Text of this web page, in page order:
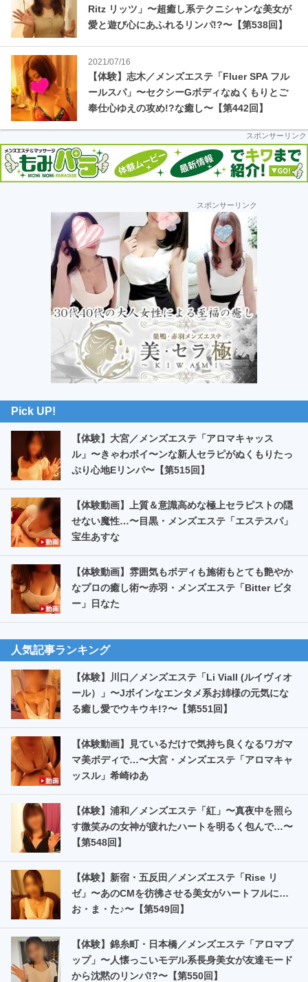
Ritz リッツ」〜超癒し系テクニシャンな美女が
愛と遊び心にあふれるリンパ!?〜【第538回】
2021/07/16
【体験】志木／メンズエステ「Fluer SPA フル
ールスパ」〜セクシーGボディなぬくもりとご
奉仕心ゆえの攻め!?な癒し〜【第442回】
スポンサーリンク
スポンサーリンク
Pick UP!
【体験】大宮／メンズエステ「アロマキャッス
ル」〜きゃわボイ〜ンな新人セラピがぬくもりたっ
ぷり心地Eリンパ〜【第515回】
【体験動画】上質＆意識高めな極上セラピストの隠
せない魔性…〜目黒・メンズエステ「エステスパ」
宝生あすな
【体験動画】雰囲気もボディも施術もとても艶やか
なプロの癒し術〜赤羽・メンズエステ「Bitter ビタ
ー」日なた
人気記事ランキング
【体験】川口／メンズエステ「Li Viall (ルイヴィオ
ール）」〜Jボインなエンタメ系お姉様の元気にな
る癒し愛でウキウキ!?〜【第551回】
【体験動画】見ているだけで気持ち良くなるワガマ
マ美ボディで…〜大宮・メンズエステ「アロマキャ
ッスル」希崎ゆあ
【体験】浦和／メンズエステ「紅」〜真夜中を照ら
す微笑みの女神が疲れたハートを明るく包んで…〜
【第548回】
【体験】新宿・五反田／メンズエステ「Rise リ
ゼ」〜あのCMを彷彿させる美女がハートフルに…
お・ま・た️♪〜【第549回】
【体験】錦糸町・日本橋／メンズエステ「アロマプ
ップ」〜人懐っこいモデル系長身美女が友達モード
から沈黙のリンパ!?〜【第550回】